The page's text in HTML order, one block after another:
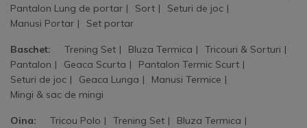
Pantalon Lung de portar
Sort
Seturi de joc
Manusi Portar
Set portar
Baschet: Trening Set Bluza Termica
Tricouri & Sorturi
Pantalon
Geaca Scurta
Pantalon Termic Scurt
Seturi de joc
Geaca Lunga
Manusi Termice
Mingi & sac de mingi
Oina: Tricou Polo Trening Set
Bluza Termica